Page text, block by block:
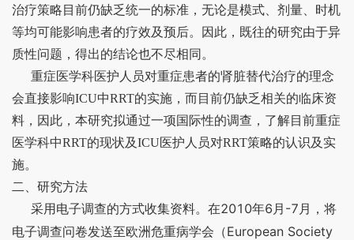
治疗策略目前仍缺乏统一的标准，无论是模式、剂量、时机
等均可能影响患者的疗效及预后。因此，既往的研究由于异
质性问题，得出的结论也不尽相同。
重症医学科医护人员对重症患者的肾脏替代治疗的理念
会直接影响ICU中RRT的实施，而目前仍缺乏相关的临床资
料，因此，本研究拟通过一项国际性的调查，了解目前重症
医学科中RRT的现状及ICU医护人员对RRT策略的认识及实
施。
二、研究方法
采用电子调查的方式收集资料。在2010年6 月 -7 月，将
电子调查问卷发送至欧洲危重病学会（European Society